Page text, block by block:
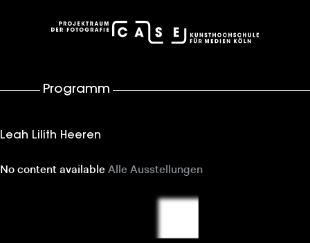
case – Projektraum der Fotografie
Programm
Leah Lilith Heeren
No content available Alle Ausstellungen